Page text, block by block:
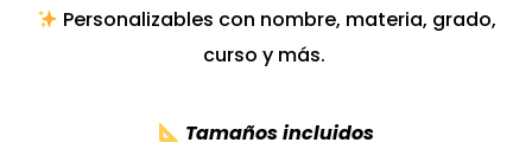
Personalizables con nombre, materia, grado,
curso y más.
Tamaños incluidos